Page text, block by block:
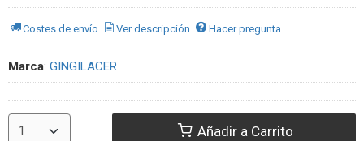
Costes de envío Ver descripción Hacer pregunta
Marca: GINGILACER
Añadir a Carrito